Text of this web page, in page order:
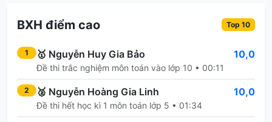
BXH điểm cao Top 10
1 🥇 Nguyễn Huy Gia Bảo
Đề thi trắc nghiệm môn toán vào lớp 10 • 00:11
10,0
2 🥈 Nguyễn Hoàng Gia Linh
Đề thi hết học kì 1 môn toán lớp 5 • 01:34
10,0